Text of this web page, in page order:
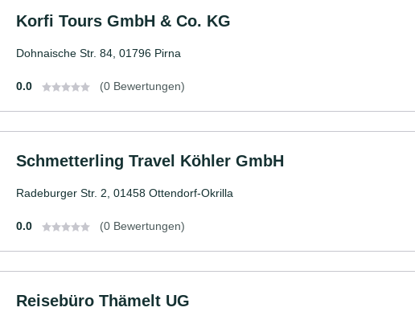
Korfi Tours GmbH & Co. KG
Dohnaische Str. 84, 01796 Pirna
0.0 (0 Bewertungen)
Schmetterling Travel Köhler GmbH
Radeburger Str. 2, 01458 Ottendorf-Okrilla
0.0 (0 Bewertungen)
Reisebüro Thämelt UG